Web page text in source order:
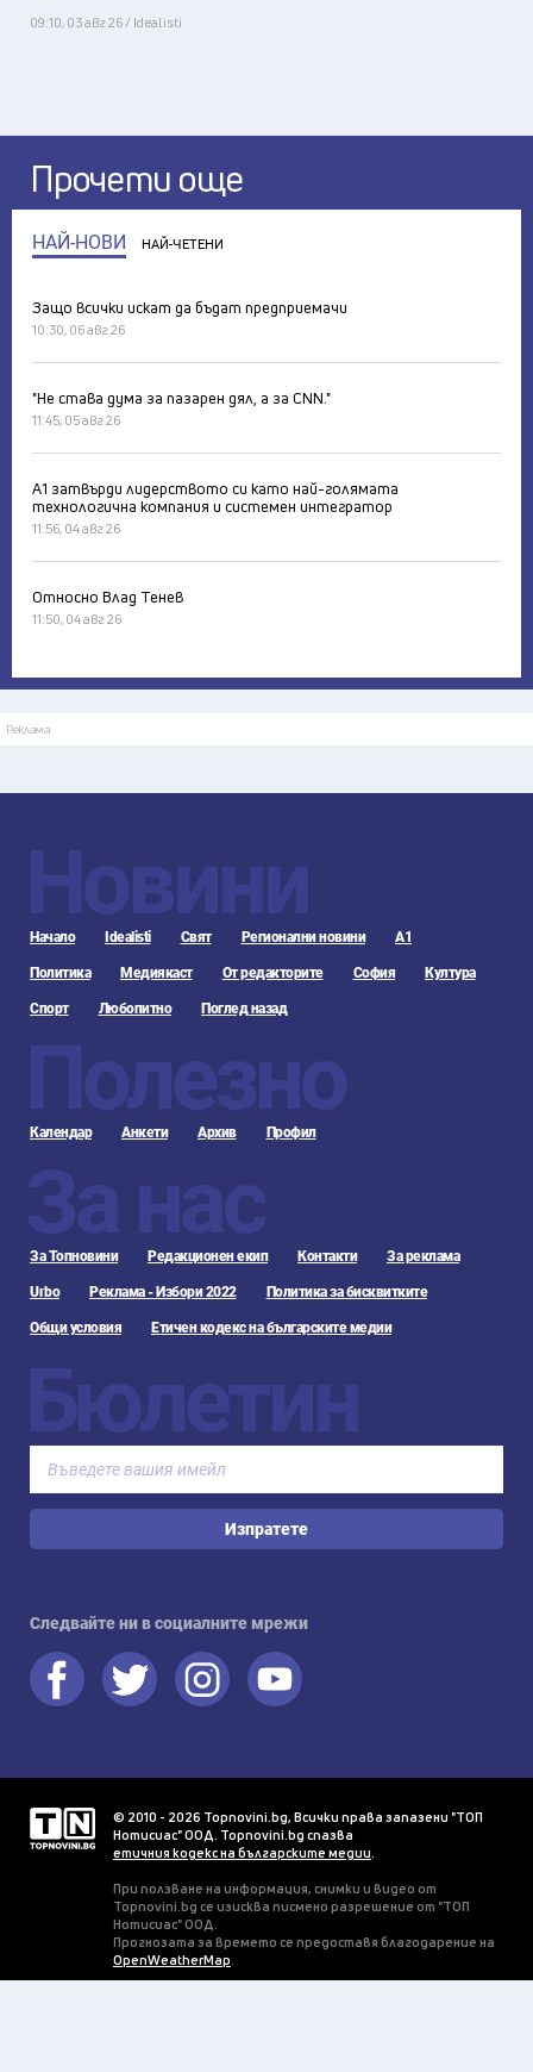
09:10, 03 авг 26 / Idealisti
Прочети още
НАЙ-НОВИ НАЙ-ЧЕТЕНИ
Защо всички искат да бъдат предприемачи
10:30, 06 авг 26
"Не става дума за пазарен дял, а за CNN."
11:45, 05 авг 26
А1 затвърди лидерството си като най-голямата
технологична компания и системен интегратор
11:56, 04 авг 26
Относно Влад Тенев
11:50, 04 авг 26
Реклама
Новини
Начало Idealisti Свят Регионални новини А1
Политика Медиякаст От редакторите София Култура
Спорт Любопитно Поглед назад
Полезно
Календар Анкети Архив Профил
За нас
За Топновини Редакционен екип Контакти За реклама
Urbo Реклама - Избори 2022 Политика за бисквитките
Общи условия Етичен кодекс на българските медии
Бюлетин
Изпратете
Следвайте ни в социалните мрежи
© 2010 - 2026 Topnovini.bg, Всички права запазени "ТОП
Нотисиас" ООД. Topnovini.bg спазва
етичния кодекс на българските медии
При ползване на информация, снимки и видео от
Topnovini.bg се изисква писмено разрешение от "ТОП
Нотисиас" ООД.
Прогнозата за времето се предоставя благодарение на
OpenWeatherMap